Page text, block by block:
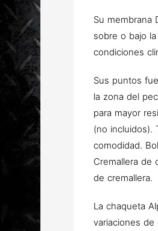
Su
sobre o bajo
condiciones
Sus puntos
la zona del
para mayor
(no incluidos).
comodidad.
Cremallera de
de cremallera.
La chaqueta
variaciones de